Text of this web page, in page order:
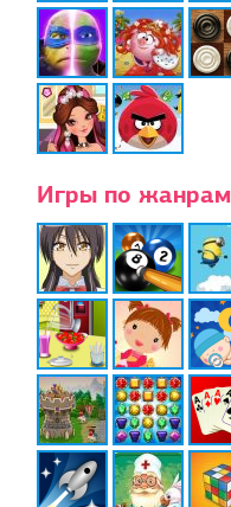
Игры по жанрам